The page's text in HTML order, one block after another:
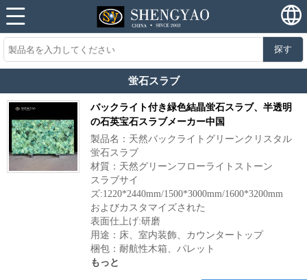
探す
蛍石スラブ
バックライト付き緑色結晶蛍石スラブ、半透明
の石英宝石スラブメーカー中国
製品名：天然バックライトグリーンクリスタル
蛍石スラブ
材質：天然グリーンフローライトストーン
スラブサイ
ズ:1220*2440mm/1500*3000mm/1600*3200mm
およびカスタマイズされた
表面仕上げ:研磨
用途：床、室内装飾、カウンタートップ
梱包：耐航性木箱、パレット
もっと